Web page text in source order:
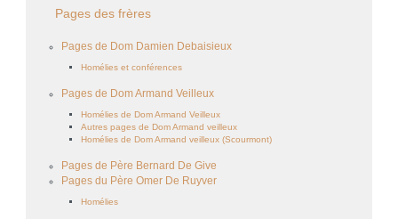
Pages des frères
Pages de Dom Damien Debaisieux
Homélies et conférences
Pages de Dom Armand Veilleux
Homélies de Dom Armand Veilleux
Autres pages de Dom Armand veilleux
Homélies de Dom Armand veilleux (Scourmont)
Pages de Père Bernard De Give
Pages du Père Omer De Ruyver
Homélies